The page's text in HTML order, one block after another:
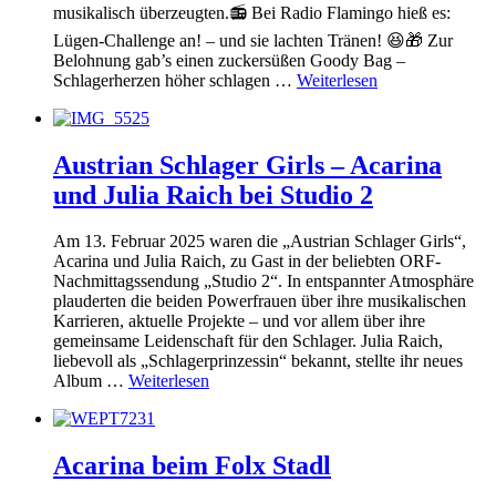
musikalisch überzeugten.📻 Bei Radio Flamingo hieß es:
Lügen-Challenge an! – und sie lachten Tränen! 😆🎁 Zur
Belohnung gab’s einen zuckersüßen Goody Bag –
Schlagerherzen höher schlagen … Weiterlesen
Austrian Schlager Girls – Acarina
und Julia Raich bei Studio 2
Am 13. Februar 2025 waren die „Austrian Schlager Girls“,
Acarina und Julia Raich, zu Gast in der beliebten ORF-
Nachmittagssendung „Studio 2“. In entspannter Atmosphäre
plauderten die beiden Powerfrauen über ihre musikalischen
Karrieren, aktuelle Projekte – und vor allem über ihre
gemeinsame Leidenschaft für den Schlager. Julia Raich,
liebevoll als „Schlagerprinzessin“ bekannt, stellte ihr neues
Album … Weiterlesen
Acarina beim Folx Stadl